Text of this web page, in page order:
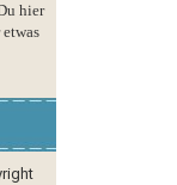
hier